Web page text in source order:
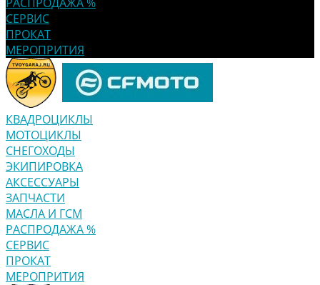
СЕРВИС
ПРОКАТ
МЕРОПРИТИЯ
КВАДРОЦИКЛЫ
МОТОЦИКЛЫ
СНЕГОХОДЫ
ЭКИПИРОВКА
АКСЕССУАРЫ
ЗАПЧАСТИ
МАСЛА И ГСМ
РАСПРОДАЖА %
СЕРВИС
ПРОКАТ
МЕРОПРИТИЯ